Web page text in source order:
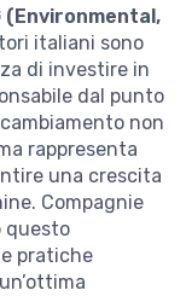
(Environmental,
italiani sono
di investire in
dal punto
non
rappresenta
una crescita
Compagnie
questo
pratiche